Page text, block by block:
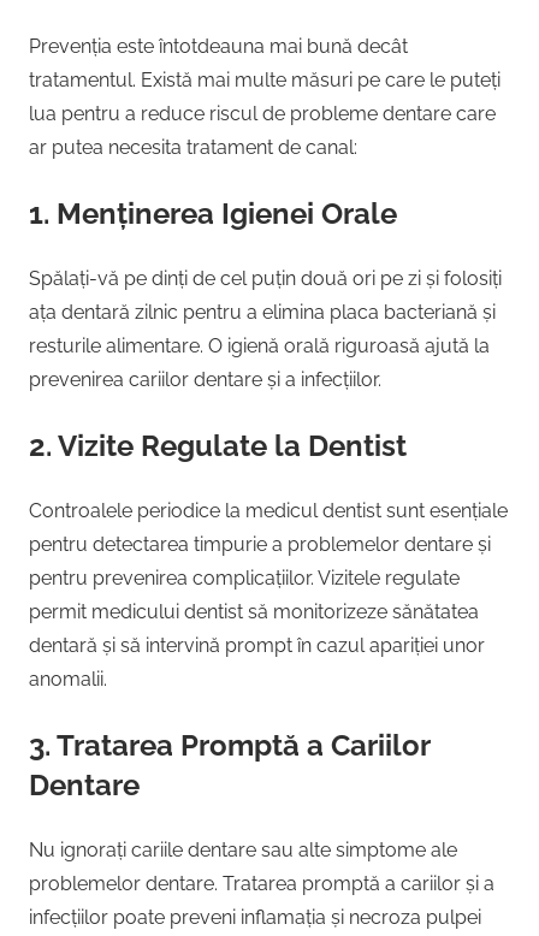
Prevenția este întotdeauna mai bună decât
tratamentul. Există mai multe măsuri pe care le puteți
lua pentru a reduce riscul de probleme dentare care
ar putea necesita tratament de canal:
1. Menținerea Igienei Orale
Spălați-vă pe dinți de cel puțin două ori pe zi și folosiți
ața dentară zilnic pentru a elimina placa bacteriană și
resturile alimentare. O igienă orală riguroasă ajută la
prevenirea cariilor dentare și a infecțiilor.
2. Vizite Regulate la Dentist
Controalele periodice la medicul dentist sunt esențiale
pentru detectarea timpurie a problemelor dentare și
pentru prevenirea complicațiilor. Vizitele regulate
permit medicului dentist să monitorizeze sănătatea
dentară și să intervină prompt în cazul apariției unor
anomalii.
3. Tratarea Promptă a Cariilor
Dentare
Nu ignorați cariile dentare sau alte simptome ale
problemelor dentare. Tratarea promptă a cariilor și a
infecțiilor poate preveni inflamația și necroza pulpei